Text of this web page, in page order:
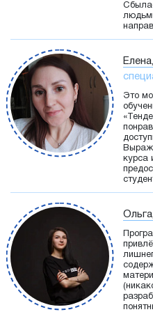
Это
курса